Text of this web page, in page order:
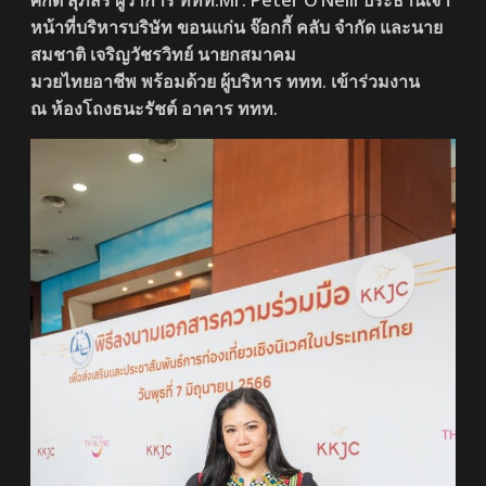
หน้าที่บริหารบริษัท ขอนแก่น จ๊อกกี้ คลับ จำกัด และนาย
สมชาติ เจริญวัชรวิทย์ นายกสมาคม
มวยไทยอาชีพ พร้อมด้วย ผู้บริหาร ททท. เข้าร่วมงาน
ณ ห้องโถงธนะรัชต์ อาคาร ททท.